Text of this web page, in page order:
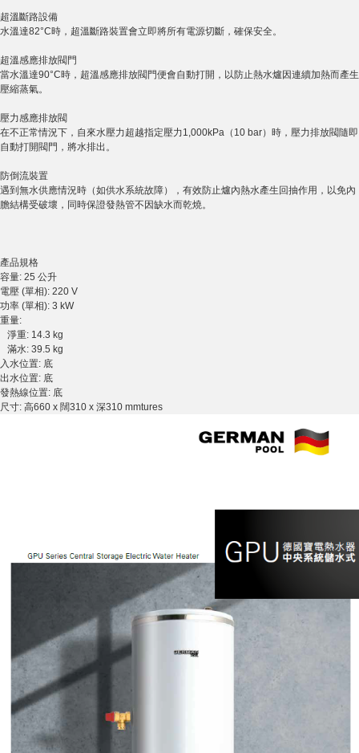
超溫斷路設備
水溫達82°C時，超溫斷路裝置會立即將所有電源切斷，確保安全。
超溫感應排放閥門
當水溫達90°C時，超溫感應排放閥門便會自動打開，以防止熱水爐因連續加熱而產生
壓縮蒸氣。
壓力感應排放閥
在不正常情況下，自來水壓力超越指定壓力1,000kPa（10 bar）時，壓力排放閥隨即
自動打開閥門，將水排出。
防倒流裝置
遇到無水供應情況時（如供水系統故障），有效防止爐內熱水產生回抽作用，以免內
膽結構受破壞，同時保證發熱管不因缺水而乾燒。
產品規格
容量: 25 公升
電壓 (單相): 220 V
功率 (單相): 3 kW
重量:
淨重: 14.3 kg
滿水: 39.5 kg
入水位置: 底
出水位置: 底
發熱線位置: 底
尺寸: 高660 x 闊310 x 深310 mmtures